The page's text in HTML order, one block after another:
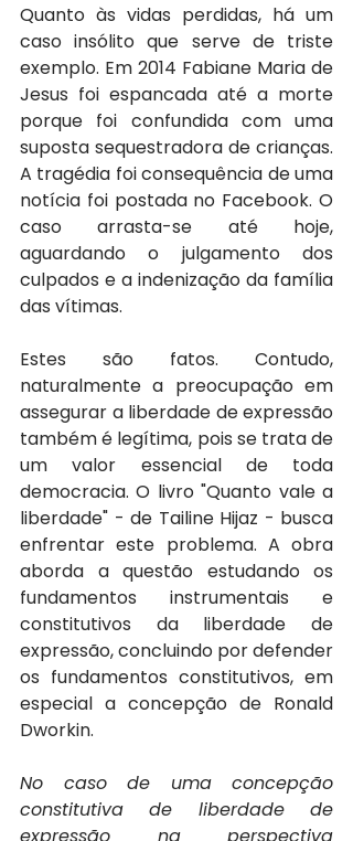
Quanto às vidas perdidas, há um
caso insólito que serve de triste
exemplo. Em 2014 Fabiane Maria de
Jesus foi espancada até a morte
porque foi confundida com uma
suposta sequestradora de crianças.
A tragédia foi consequência de uma
notícia foi postada no Facebook. O
caso arrasta-se até hoje,
aguardando o julgamento dos
culpados e a indenização da família
das vítimas.
Estes são fatos. Contudo,
naturalmente a preocupação em
assegurar a liberdade de expressão
também é legítima, pois se trata de
um valor essencial de toda
democracia. O livro "Quanto vale a
liberdade" - de Tailine Hijaz - busca
enfrentar este problema. A obra
aborda a questão estudando os
fundamentos instrumentais e
constitutivos da liberdade de
expressão, concluindo por defender
os fundamentos constitutivos, em
especial a concepção de Ronald
Dworkin.
No caso de uma concepção
constitutiva de liberdade de
expressão na perspectiva